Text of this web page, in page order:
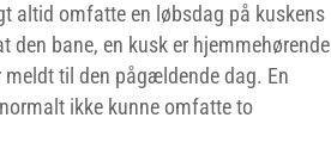
altid omfatte en løbsdag på kuskens
den bane, en kusk er hjemmehørende
til den pågældende dag. En
ikke kunne omfatte to